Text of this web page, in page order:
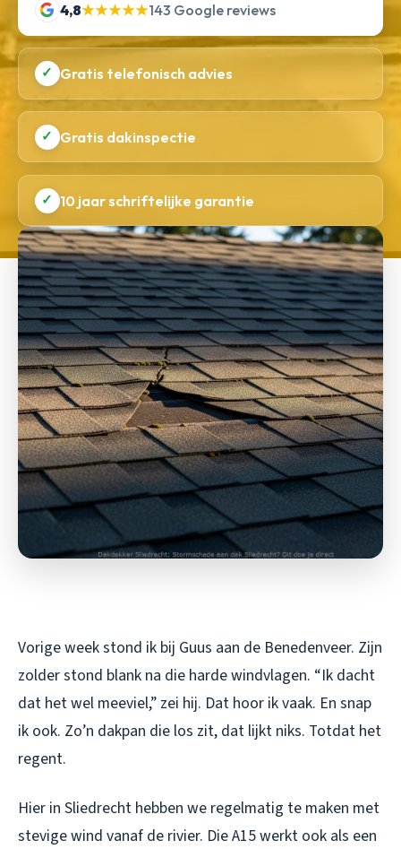
4,8★★★★★143 Google reviews
✓ Gratis telefonisch advies
✓ Gratis dakinspectie
✓ 10 jaar schriftelijke garantie
Vorige week stond ik bij Guus aan de Benedenveer. Zijn
zolder stond blank na die harde windvlagen. “Ik dacht
dat het wel meeviel,” zei hij. Dat hoor ik vaak. En snap
ik ook. Zo’n dakpan die los zit, dat lijkt niks. Totdat het
regent.
Hier in Sliedrecht hebben we regelmatig te maken met
stevige wind vanaf de rivier. Die A15 werkt ook als een